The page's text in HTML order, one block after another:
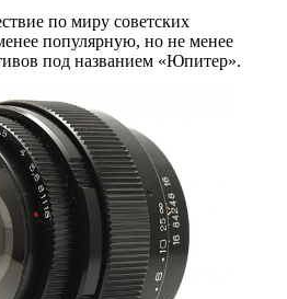
по миру советских
популярную, но не менее
под названием «Юпитер».